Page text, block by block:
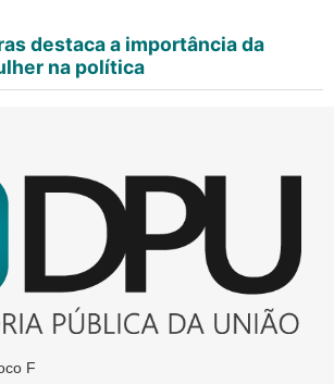
destaca a importância da
na política
F